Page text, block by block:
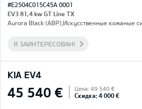
#E2504C015C45A 0001
EV3 81,4 kw GT Line TX
Aurora Black (ABP),Искусственные кожаные
Я ЗАИНТЕРЕСОВАН!
KIA EV4
45 540 € Цена: 49 540 €
Скидка: 4 000 €